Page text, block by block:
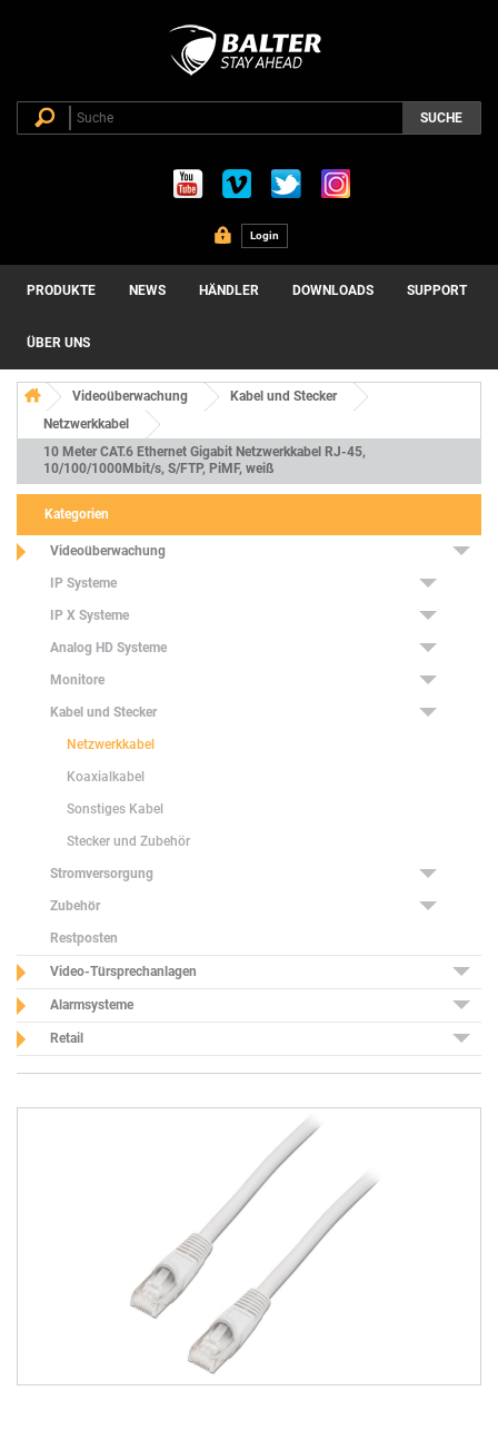
SUCHE
Login
PRODUKTE NEWS HÄNDLER DOWNLOADS SUPPORT
ÜBER UNS
Videoüberwachung
Kabel und Stecker
Netzwerkkabel
10 Meter CAT.6 Ethernet Gigabit Netzwerkkabel RJ-45,
10/100/1000Mbit/s, S/FTP, PiMF, weiß
Kategorien
Videoüberwachung
IP Systeme
IP X Systeme
Analog HD Systeme
Monitore
Kabel und Stecker
Netzwerkkabel
Koaxialkabel
Sonstiges Kabel
Stecker und Zubehör
Stromversorgung
Zubehör
Restposten
Video-Türsprechanlagen
Alarmsysteme
Retail